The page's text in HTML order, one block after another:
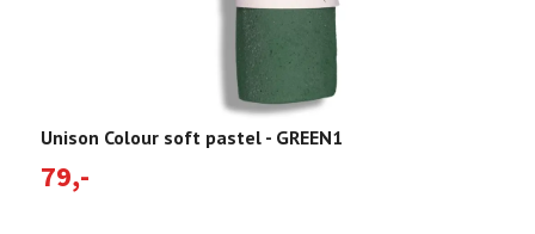
Unison Colour soft pastel - GREEN1
79,-